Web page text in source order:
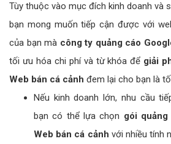
Tùy thuộc vào mục đích kinh doanh và
bạn mong muốn tiếp cận được với
của bạn mà công ty quảng cáo
tối ưu hóa chi phí và từ khóa để giải
Web bán cá cảnh đem lại cho bạn là
Nếu kinh doanh lớn, nhu cầu
bạn có thể lựa chọn gói
Web bán cá cảnh với nhiều tính